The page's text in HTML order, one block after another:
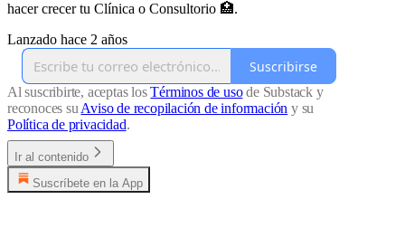
hacer crecer tu Clínica o Consultorio 🏥.
Lanzado hace 2 años
Suscribirse
Al suscribirte, aceptas losTérminos de usode Substack y
reconoces suAviso de recopilación de información y su
Política de privacidad.
Ir al contenido
Suscríbete en la App